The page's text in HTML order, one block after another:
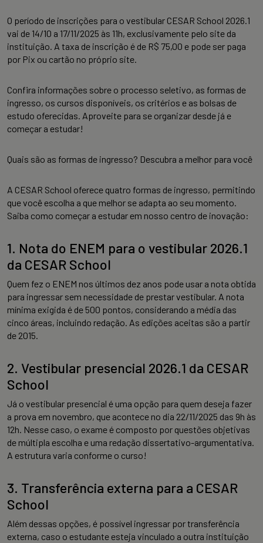
O período de inscrições para o vestibular CESAR School 2026.1
vai de 14/10 a 17/11/2025 às 11h, exclusivamente pelo site da
instituição. A taxa de inscrição é de R$ 75,00 e pode ser paga
por Pix ou cartão no próprio site.
Confira informações sobre o processo seletivo, as formas de
ingresso, os cursos disponíveis, os critérios e as bolsas de
estudo oferecidas. Aproveite para se organizar desde já e
começar a estudar!
Quais são as formas de ingresso? Descubra a melhor para você
A CESAR School oferece quatro formas de ingresso, permitindo
que você escolha a que melhor se adapta ao seu momento.
Saiba como começar a estudar em nosso centro de inovação:
1. Nota do ENEM para o vestibular 2026.1
da CESAR School
Quem fez o ENEM nos últimos dez anos pode usar a nota obtida
para ingressar sem necessidade de prestar vestibular. A nota
mínima exigida é de 500 pontos, considerando a média das
cinco áreas, incluindo redação. As edições aceitas são a partir
de 2015.
2. Vestibular presencial 2026.1 da CESAR
School
Já o vestibular presencial é uma opção para quem deseja fazer
a prova em novembro, que acontece no dia 22/11/2025 das 9h às
12h. Nesse caso, o exame é composto por questões objetivas
de múltipla escolha e uma redação dissertativo-argumentativa.
A estrutura varia conforme o curso!
3. Transferência externa para a CESAR
School
Além dessas opções, é possível ingressar por transferência
externa, caso o estudante esteja vinculado a outra instituição